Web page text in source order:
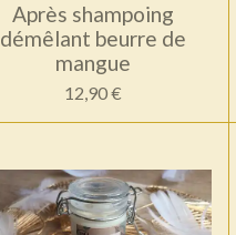
Après shampoing
démêlant beurre de
mangue
12,90 €